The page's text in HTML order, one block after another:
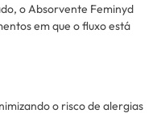
o Absorvente Feminyd
em que o fluxo está
o risco de alergias